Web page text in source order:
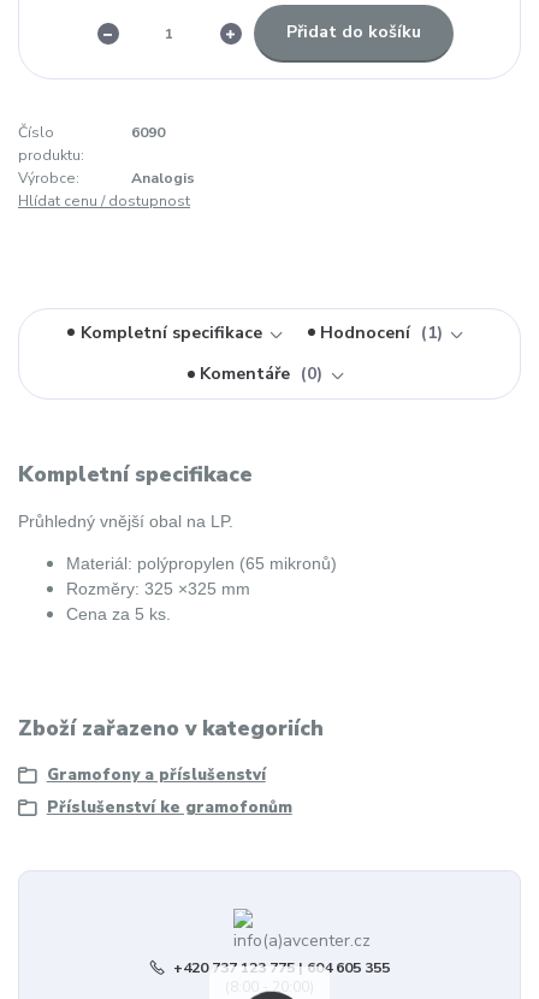
Přidat do košíku
Číslo
produktu:
6090
Výrobce:
Analogis
Hlídat cenu / dostupnost
Kompletní specifikace Hodnocení
1
Komentáře
0
Kompletní specifikace
Průhledný vnější obal na LP.
Materiál: polýpropylen (65 mikronů)
Rozměry: 325 ×325 mm
Cena za 5 ks.
Zboží zařazeno v kategoriích
Gramofony a příslušenství
Příslušenství ke gramofonům
+420 737 123 775 | 604 605 355
(8:00 - 20:00)